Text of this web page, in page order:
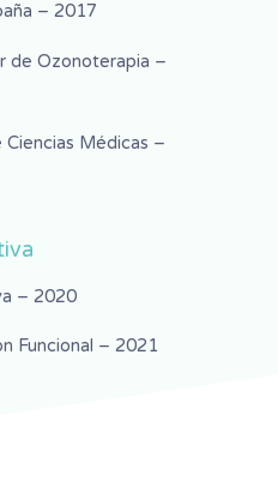
– 2017
de Ozonoterapia –
Médicas –
– 2020
Funcional – 2021